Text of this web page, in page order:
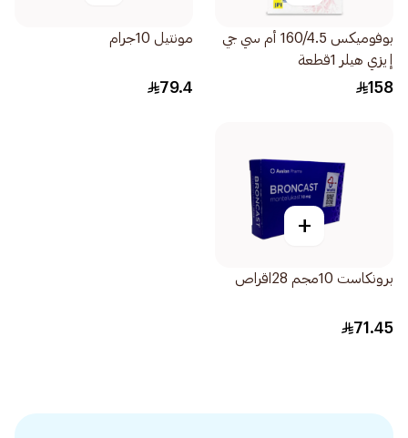
بوفوميكس 160/4.5 أم سي جي
إيزي هيلر 1قطعة
158
مونتيل 10جرام
79.4
+
برونكاست 10مجم 28اقراص
71.45